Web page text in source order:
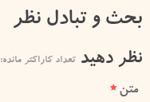
بحث و تبادل نظر
نظر دهید تعداد کاراکتر مانده:
متن